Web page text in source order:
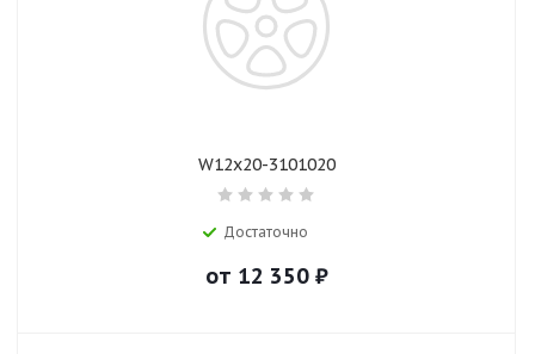
W12x20-3101020
Достаточно
от 12 350₽